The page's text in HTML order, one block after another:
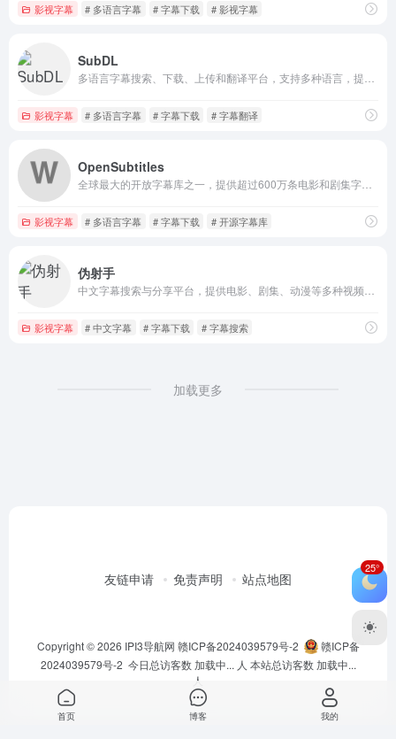
影视字幕 # 多语言字幕 # 字幕下载 # 影视字幕
SubDL
影视字幕 # 多语言字幕 # 字幕下载 # 字幕翻译
OpenSubtitles
影视字幕 # 多语言字幕 # 字幕下载 # 开源字幕库
伪射手
影视字幕 # 中文字幕 # 字幕下载 # 字幕搜索
加载更多
友链申请 免责声明 站点地图
Copyright © 2026 IPI3导航网 赣ICP备2024039579号-2
赣ICP备
2024039579号-2 今日总访客数加载中... 人 本站总访客数加载中...
人
25°
首页 博客 我的